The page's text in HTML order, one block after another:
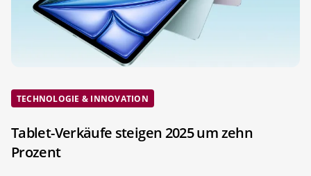
TECHNOLOGIE & INNOVATION
Tablet-Verkäufe steigen 2025 um zehn
Prozent